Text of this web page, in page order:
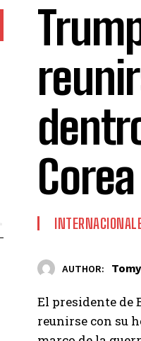
AUTHOR:
El presidente de
reunirse con su